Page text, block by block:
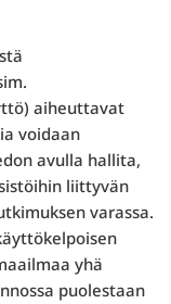
aiheuttavat
voidaan
avulla hallita,
liittyvän
varassa.
yhä
puolestaan